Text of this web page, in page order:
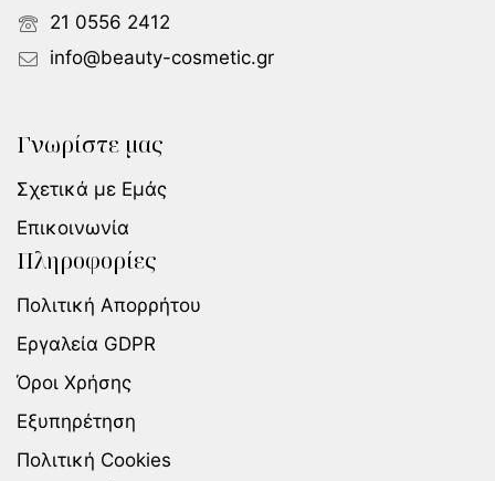
21 0556 2412
info@beauty-cosmetic.gr
Γνωρίστε μας
Σχετικά με Εμάς
Επικοινωνία
Πληροφορίες
Πολιτική Απορρήτου
Εργαλεία GDPR
Όροι Χρήσης
Εξυπηρέτηση
Πολιτική Cookies